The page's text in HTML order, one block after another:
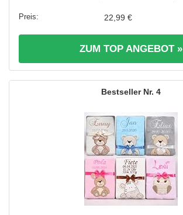
22,99 €
ZUM TOP ANGEBOT »
4